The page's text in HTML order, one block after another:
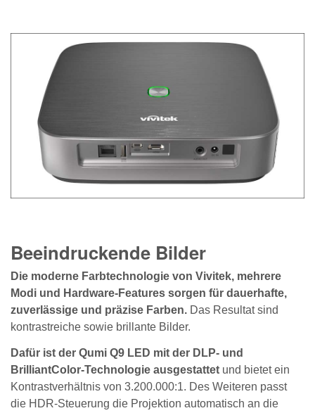
Beeindruckende Bilder
Die moderne Farbtechnologie von Vivitek, mehrere
Modi und Hardware-Features sorgen für dauerhafte,
zuverlässige und präzise Farben. Das Resultat sind
kontrastreiche sowie brillante Bilder.
Dafür ist der Qumi Q9 LED mit der DLP- und
BrilliantColor-Technologie ausgestattet und bietet ein
Kontrastverhältnis von 3.200.000:1. Des Weiteren passt
die HDR-Steuerung die Projektion automatisch an die